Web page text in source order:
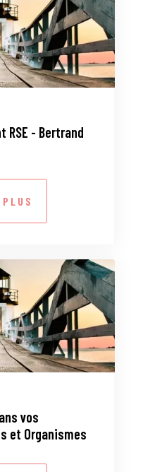
RSE - Bertrand
vos
et Organismes